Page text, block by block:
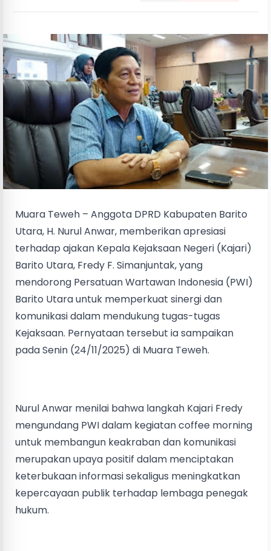
Muara Teweh – Anggota DPRD Kabupaten Barito
Utara, H. Nurul Anwar, memberikan apresiasi
terhadap ajakan Kepala Kejaksaan Negeri (Kajari)
Barito Utara, Fredy F. Simanjuntak, yang
mendorong Persatuan Wartawan Indonesia (PWI)
Barito Utara untuk memperkuat sinergi dan
komunikasi dalam mendukung tugas-tugas
Kejaksaan. Pernyataan tersebut ia sampaikan
pada Senin (24/11/2025) di Muara Teweh.
Nurul Anwar menilai bahwa langkah Kajari Fredy
mengundang PWI dalam kegiatan coffee morning
untuk membangun keakraban dan komunikasi
merupakan upaya positif dalam menciptakan
keterbukaan informasi sekaligus meningkatkan
kepercayaan publik terhadap lembaga penegak
hukum.